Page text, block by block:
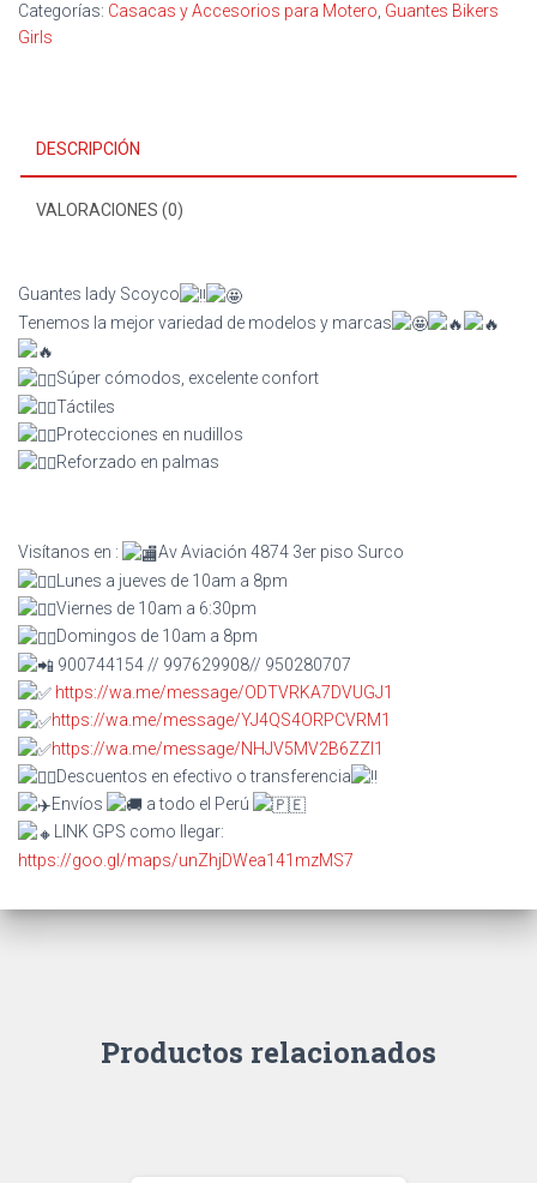
Categorías: Casacas y Accesorios para Motero, Guantes Bikers
Girls
DESCRIPCIÓN
VALORACIONES (0)
Guantes lady Scoyco
Tenemos la mejor variedad de modelos y marcas
Súper cómodos, excelente confort
Táctiles
Protecciones en nudillos
Reforzado en palmas
Visítanos en :
Av Aviación 4874 3er piso Surco
Lunes a jueves de 10am a 8pm
Viernes de 10am a 6:30pm
Domingos de 10am a 8pm
900744154 // 997629908// 950280707
https://wa.me/message/ODTVRKA7DVUGJ1
https://wa.me/message/YJ4QS4ORPCVRM1
https://wa.me/message/NHJV5MV2B6ZZI1
Descuentos en efectivo o transferencia
Envíos
a todo el Perú
LINK GPS como llegar:
https://goo.gl/maps/unZhjDWea141mzMS7
Productos relacionados